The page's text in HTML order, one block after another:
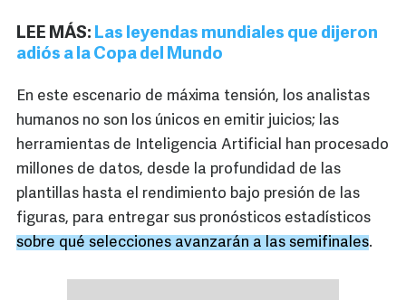
LEE MÁS: Las leyendas mundiales que dijeron
adiós a la Copa del Mundo
En este escenario de máxima tensión, los analistas
humanos no son los únicos en emitir juicios; las
herramientas de Inteligencia Artificial han procesado
millones de datos, desde la profundidad de las
plantillas hasta el rendimiento bajo presión de las
figuras, para entregar sus pronósticos estadísticos
sobre qué selecciones avanzarán a las semifinales.